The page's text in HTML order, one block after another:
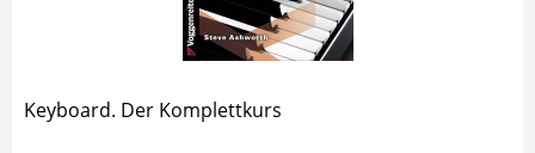
Keyboard. Der Komplettkurs